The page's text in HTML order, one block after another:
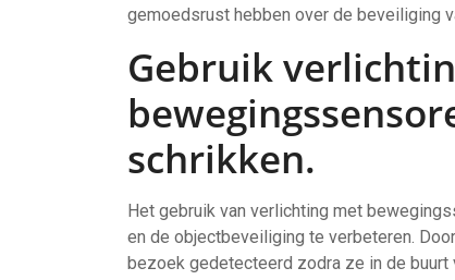
gemoedsrust hebben over de beveiliging
Gebruik
schrikken.
Het gebruik van verlichting met
en de objectbeveiliging te verbeteren.
bezoek gedetecteerd zodra ze in de